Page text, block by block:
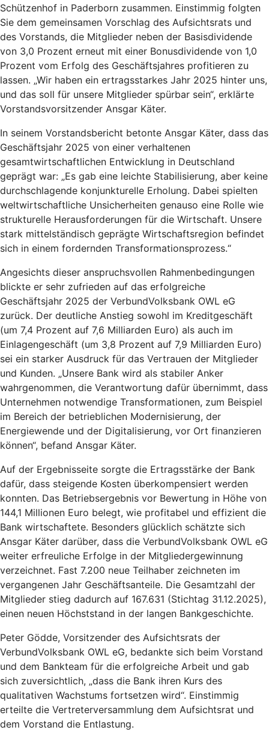
Schützenhof in Paderborn zusammen. Einstimmig folgten
Sie dem gemeinsamen Vorschlag des Aufsichtsrats und
des Vorstands, die Mitglieder neben der Basisdividende
von 3,0 Prozent erneut mit einer Bonusdividende von 1,0
Prozent vom Erfolg des Geschäftsjahres profitieren zu
lassen. „Wir haben ein ertragsstarkes Jahr 2025 hinter uns,
und das soll für unsere Mitglieder spürbar sein“, erklärte
Vorstandsvorsitzender Ansgar Käter.
In seinem Vorstandsbericht betonte Ansgar Käter, dass das
Geschäftsjahr 2025 von einer verhaltenen
gesamtwirtschaftlichen Entwicklung in Deutschland
geprägt war: „Es gab eine leichte Stabilisierung, aber keine
durchschlagende konjunkturelle Erholung. Dabei spielten
weltwirtschaftliche Unsicherheiten genauso eine Rolle wie
strukturelle Herausforderungen für die Wirtschaft. Unsere
stark mittelständisch geprägte Wirtschaftsregion befindet
sich in einem fordernden Transformationsprozess.“
Angesichts dieser anspruchsvollen Rahmenbedingungen
blickte er sehr zufrieden auf das erfolgreiche
Geschäftsjahr 2025 der VerbundVolksbank OWL eG
zurück. Der deutliche Anstieg sowohl im Kreditgeschäft
(um 7,4 Prozent auf 7,6 Milliarden Euro) als auch im
Einlagengeschäft (um 3,8 Prozent auf 7,9 Milliarden Euro)
sei ein starker Ausdruck für das Vertrauen der Mitglieder
und Kunden. „Unsere Bank wird als stabiler Anker
wahrgenommen, die Verantwortung dafür übernimmt, dass
Unternehmen notwendige Transformationen, zum Beispiel
im Bereich der betrieblichen Modernisierung, der
Energiewende und der Digitalisierung, vor Ort finanzieren
können“, befand Ansgar Käter.
Auf der Ergebnisseite sorgte die Ertragsstärke der Bank
dafür, dass steigende Kosten überkompensiert werden
konnten. Das Betriebsergebnis vor Bewertung in Höhe von
144,1 Millionen Euro belegt, wie profitabel und effizient die
Bank wirtschaftete. Besonders glücklich schätzte sich
Ansgar Käter darüber, dass die VerbundVolksbank OWL eG
weiter erfreuliche Erfolge in der Mitgliedergewinnung
verzeichnet. Fast 7.200 neue Teilhaber zeichneten im
vergangenen Jahr Geschäftsanteile. Die Gesamtzahl der
Mitglieder stieg dadurch auf 167.631 (Stichtag 31.12.2025),
einen neuen Höchststand in der langen Bankgeschichte.
Peter Gödde, Vorsitzender des Aufsichtsrats der
VerbundVolksbank OWL eG, bedankte sich beim Vorstand
und dem Bankteam für die erfolgreiche Arbeit und gab
sich zuversichtlich, „dass die Bank ihren Kurs des
qualitativen Wachstums fortsetzen wird“. Einstimmig
erteilte die Vertreterversammlung dem Aufsichtsrat und
dem Vorstand die Entlastung.